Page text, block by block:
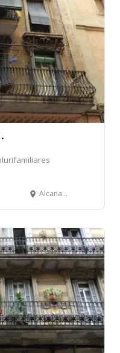
Alcanar, 4 - BARCELONA